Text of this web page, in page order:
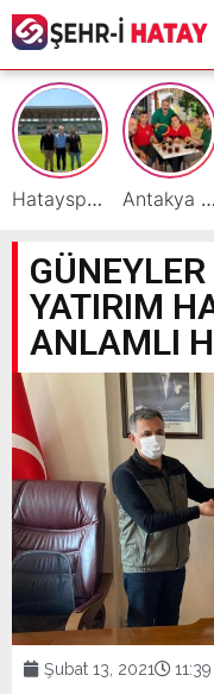
Hatayspor İç Saha Maçlarını Reyhanlı’da Oynamaya Hazırlanıyor Antakya Simidi Türkiye’nin Lezzet Zirvesinde
YATIRIM
ANLAMLI
Şubat 13, 2021